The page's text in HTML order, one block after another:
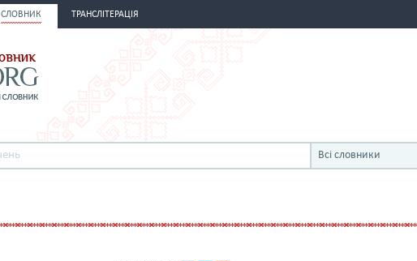
СЛОВНИК ТРАНСЛІТЕРАЦІЯ
Всі словники